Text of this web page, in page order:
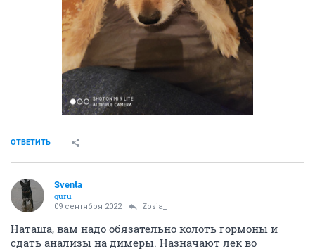
ОТВЕТИТЬ
Sventa
guru
09 сентября 2022 Zosia_
Наташа, вам надо обязательно колоть гормоны и
сдать анализы на димеры. Назначают лек во